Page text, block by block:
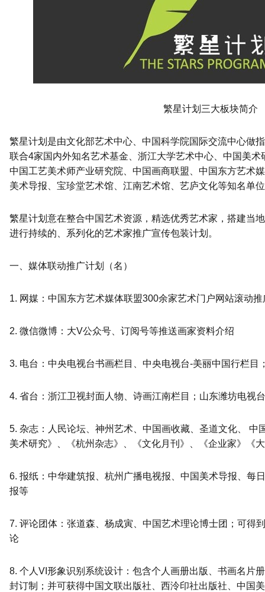
繁星计划三大板块简介
繁星计划是由文化部艺术中心、中国科学院国际交流中心做
联合4家国内外知名艺术基金、浙江大学艺术中心、中国美
中国工艺美术师产业研究院、中国画商联盟、中国东方艺术
美术导报、宝珍堂艺术馆、江南艺术馆、艺庐文化等知名单
繁星计划意在整合中国艺术资源，精选优秀艺术家，搭建当
进行持续的、系列化的艺术家推广宣传包装计划。
一、媒体联动推广计划（名）
1. 网媒：中国东方艺术媒体联盟300余家艺术门户网站滚动
2. 微信微博：大V公众号、订阅号等推送画家资料介绍
3. 电台：中央电视台书画栏目、中央电视台-美丽中国行栏目
4. 省台：浙江卫视封面人物、诗画江南栏目；山东潍坊电视
5. 杂志：人民论坛、神州艺术、中国画收藏、圣道文化、 中
美术研究》、《杭州杂志》、《文化月刊》、《企业家》《
6. 报纸：中华建筑报、杭州广播电视报、中国美术导报、每
报等
7. 评论团体：张道森、杨成寅、中国艺术理论博士团；可得
论
8. 个人VI形象识别系统设计：包含个人画册出版、书画名片
封订制；并可获得中国文联出版社、西泠印社出版社、中国